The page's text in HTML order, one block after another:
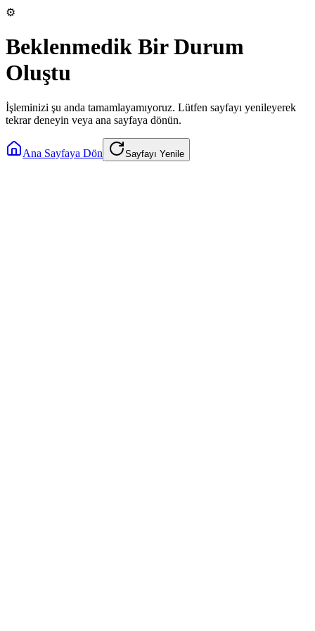
⚙️
Beklenmedik Bir Durum
Oluştu
İşleminizi şu anda tamamlayamıyoruz. Lütfen sayfayı yenileyerek
tekrar deneyin veya ana sayfaya dönün.
Ana Sayfaya Dön Sayfayı Yenile